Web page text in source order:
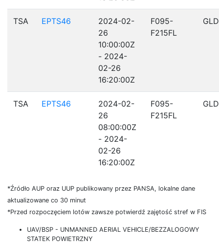
TSA EPTS46
2024-02-
26
10:00:00Z
- 2024-
02-26
16:20:00Z
F095-
F215FL
GLD
TSA EPTS46
2024-02-
26
08:00:00Z
- 2024-
02-26
16:20:00Z
F095-
F215FL
GLD
*Źródło AUP oraz UUP publikowany przez PANSA, lokalne dane
aktualizowane co 30 minut
*Przed rozpoczęciem lotów zawsze potwierdź zajętość stref w FIS
UAV/BSP - UNMANNED AERIAL VEHICLE/BEZZALOGOWY
STATEK POWIETRZNY